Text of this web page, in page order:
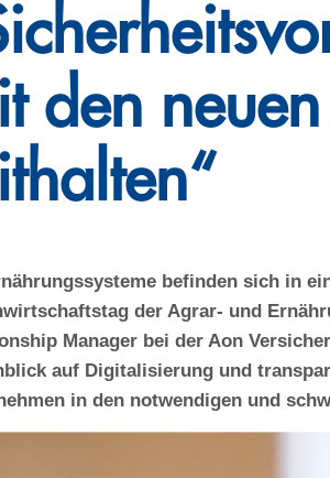
den
befinden sich in
der Agrar- und
Manager bei der Aon
auf Digitalisierung und
in den notwendigen und